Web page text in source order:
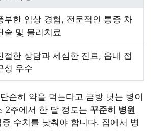
부한 임상 경험, 전문적인 통증 차
술 및 물리치료
절한 상담과 세심한 진료, 읍내 접
성 우수
순히 약을 먹는다고 금방 낫는 병이
2주에서 한 달 정도는 꾸준히 병원
수치를 낮춰야 합니다. 집에서 병